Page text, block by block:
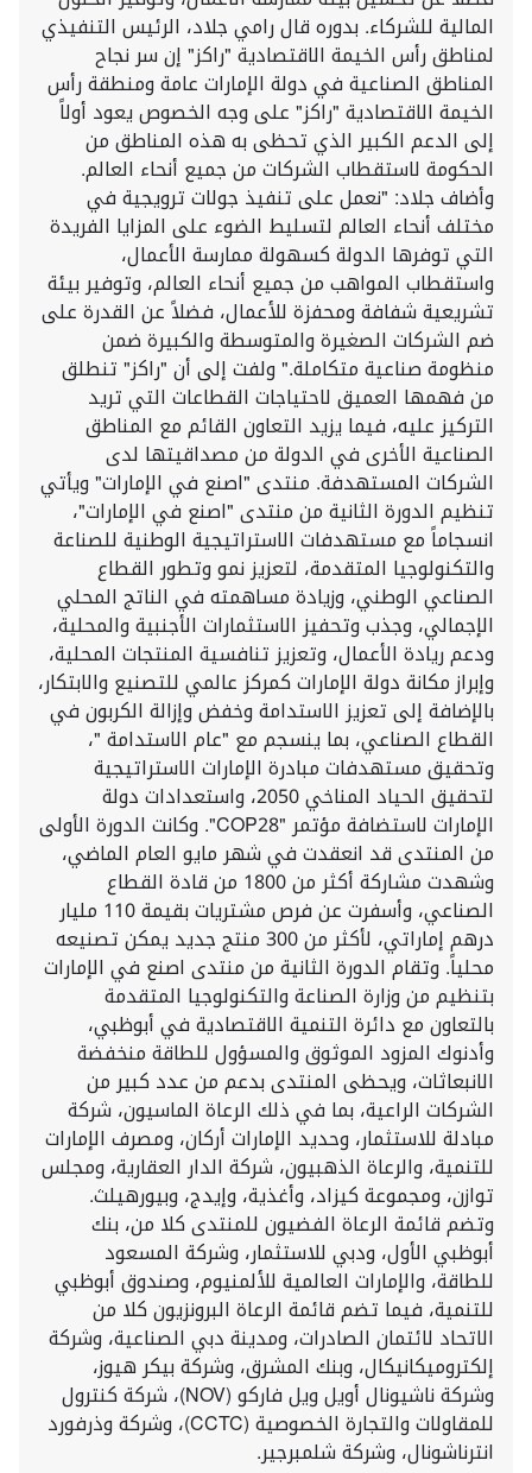
المالية للشركاء. بدوره قال رامي جلاد، الرئيس التنفيذي
لمناطق رأس الخيمة الاقتصادية "راكز" إن سر نجاح
المناطق الصناعية في دولة الإمارات عامة ومنطقة رأس
الخيمة الاقتصادية "راكز" على وجه الخصوص يعود أولاً
إلى الدعم الكبير الذي تحظى به هذه المناطق من
الحكومة لاستقطاب الشركات من جميع أنحاء العالم.
وأضاف جلاد: "نعمل على تنفيذ جولات ترويجية في
مختلف أنحاء العالم لتسليط الضوء على المزايا الفريدة
التي توفرها الدولة كسهولة ممارسة الأعمال،
واستقطاب المواهب من جميع أنحاء العالم، وتوفير بيئة
تشريعية شفافة ومحفزة للأعمال، فضلاً عن القدرة على
ضم الشركات الصغيرة والمتوسطة والكبيرة ضمن
منظومة صناعية متكاملة." ولفت إلى أن "راكز" تنطلق
من فهمها العميق لاحتياجات القطاعات التي تريد
التركيز عليه، فيما يزيد التعاون القائم مع المناطق
الصناعية الأخرى في الدولة من مصداقيتها لدى
الشركات المستهدفة. منتدى "اصنع في الإمارات" ويأتي
تنظيم الدورة الثانية من منتدى "اصنع في الإمارات"،
انسجاماً مع مستهدفات الاستراتيجية الوطنية للصناعة
والتكنولوجيا المتقدمة، لتعزيز نمو وتطور القطاع
الصناعي الوطني، وزيادة مساهمته في الناتج المحلي
الإجمالي، وجذب وتحفيز الاستثمارات الأجنبية والمحلية،
ودعم ريادة الأعمال، وتعزيز تنافسية المنتجات المحلية،
وإبراز مكانة دولة الإمارات كمركز عالمي للتصنيع والابتكار،
بالإضافة إلى تعزيز الاستدامة وخفض وإزالة الكربون في
القطاع الصناعي، بما ينسجم مع "عام الاستدامة "،
وتحقيق مستهدفات مبادرة الإمارات الاستراتيجية
لتحقيق الحياد المناخي 2050، واستعدادات دولة
الإمارات لاستضافة مؤتمر "COP28". وكانت الدورة الأولى
من المنتدى قد انعقدت في شهر مايو العام الماضي،
وشهدت مشاركة أكثر من 1800 من قادة القطاع
الصناعي، وأسفرت عن فرص مشتريات بقيمة 110 مليار
درهم إماراتي، لأكثر من 300 منتج جديد يمكن تصنيعه
محلياً. وتقام الدورة الثانية من منتدى اصنع في الإمارات
بتنظيم من وزارة الصناعة والتكنولوجيا المتقدمة
بالتعاون مع دائرة التنمية الاقتصادية في أبوظبي،
وأدنوك المزود الموثوق والمسؤول للطاقة منخفضة
الانبعاثات، ويحظى المنتدى بدعم من عدد كبير من
الشركات الراعية، بما في ذلك الرعاة الماسيون، شركة
مبادلة للاستثمار، وحديد الإمارات أركان، ومصرف الإمارات
للتنمية، والرعاة الذهبيون، شركة الدار العقارية، ومجلس
توازن، ومجموعة كيزاد، وأغذية، وإيدج، وبيورهيلث.
وتضم قائمة الرعاة الفضيون للمنتدى كلا من، بنك
أبوظبي الأول، ودبي للاستثمار، وشركة المسعود
للطاقة، والإمارات العالمية للألمنيوم، وصندوق أبوظبي
للتنمية، فيما تضم قائمة الرعاة البرونزيون كلا من
الاتحاد لائتمان الصادرات، ومدينة دبي الصناعية، وشركة
إلكتروميكانيكال، وبنك المشرق، وشركة بيكر هيوز،
وشركة ناشيونال أويل ويل فاركو (NOV)، شركة كنترول
للمقاولات والتجارة الخصوصية (CCTC)، وشركة وذرفورد
انترناشونال، وشركة شلمبرجير.